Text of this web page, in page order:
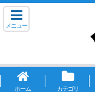
メニュー
ホーム カテゴリ